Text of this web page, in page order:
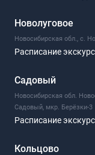
Новолуговое
Новосибирская обл., с.
Расписание
Садовый
Новосибирская обл.
Садовый, мкр. Берёзки-3
Расписание
Кольцово